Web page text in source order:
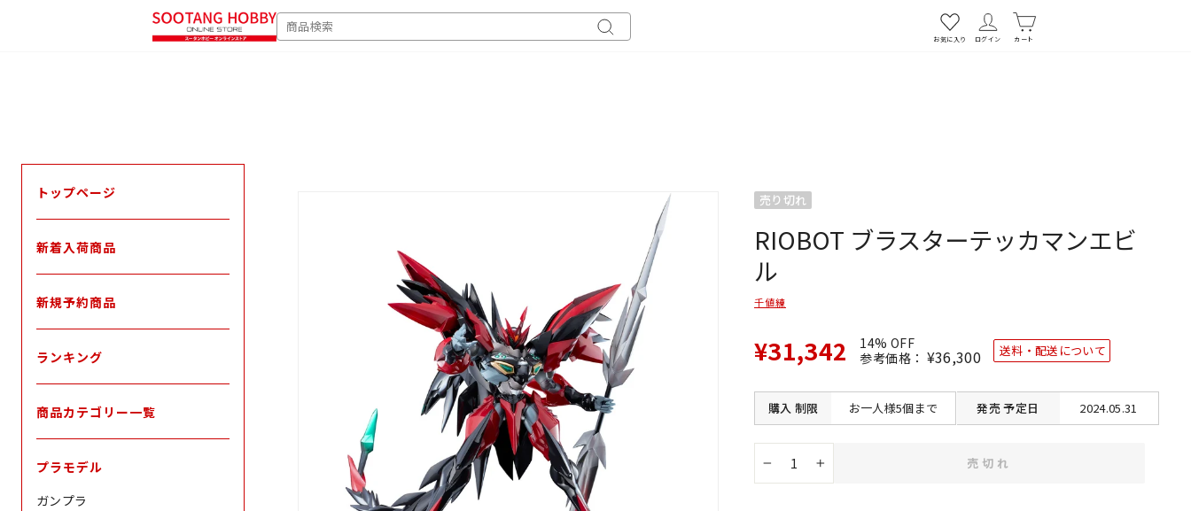
SEARCH
キ
お気に入り ログイン カート
トップページ
新着入荷商品
新規予約商品
ランキング
商品カテゴリー一覧
プラモデル
ガンプラ
売り切れ
RIOBOT ブラスターテッカマンエビ
ル
千値練
¥31,342
14% OFF
参考価格： 通
常
格
¥36,300 SALE
価
送料・配送について
購入 制限 お一人様5個まで 発売予定日 2024.05.31
+
売切れ